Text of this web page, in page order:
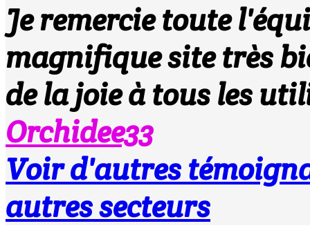
Je remercie toute
magnifique site très
de la joie à tous les
Orchidee33
Voir d'autres
autres secteurs